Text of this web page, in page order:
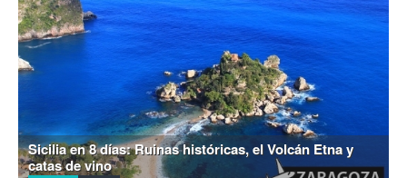
Sicilia en 8 días: Ruinas históricas, el Volcán Etna y
catas de vino